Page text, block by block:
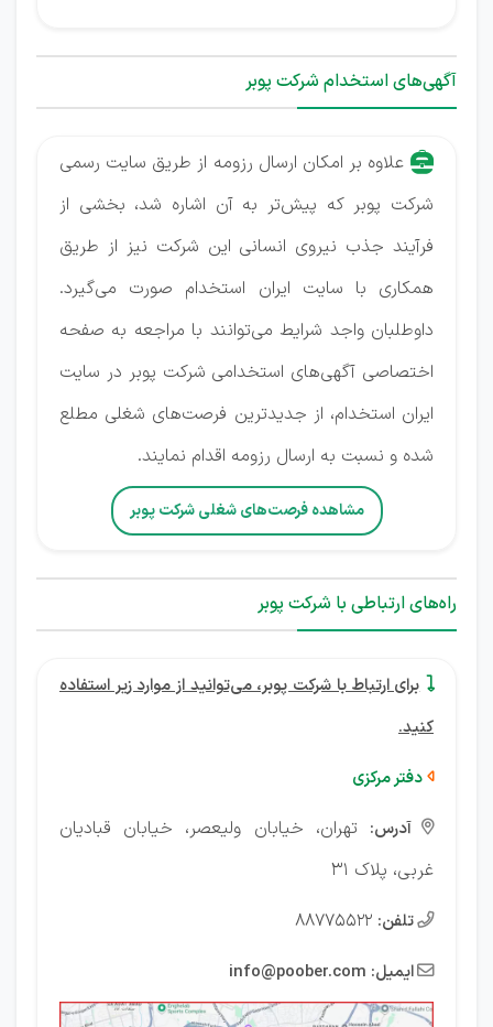
آگهی‌های استخدام شرکت پوبر
علاوه بر امکان ارسال رزومه از طریق سایت رسمی
شرکت پوبر که پیش‌تر به آن اشاره شد، بخشی از
فرآیند جذب نیروی انسانی این شرکت نیز از طریق
همکاری با سایت ایران استخدام صورت می‌گیرد.
داوطلبان واجد شرایط می‌توانند با مراجعه به صفحه
اختصاصی آگهی‌های استخدامی شرکت پوبر در سایت
ایران استخدام، از جدیدترین فرصت‌های شغلی مطلع
شده و نسبت به ارسال رزومه اقدام نمایند.
مشاهده فرصت‌های شغلی شرکت پوبر
راه‌های ارتباطی با شرکت پوبر
 برای ارتباط با شرکت پوبر، می‌توانید از موارد زیر استفاده
کنید.
 دفتر مرکزی
آدرس: تهران، خیابان ولیعصر، خیابان قبادیان
غربی، پلاک ۳۱
 تلفن:
 ایمیل: info@poober.com